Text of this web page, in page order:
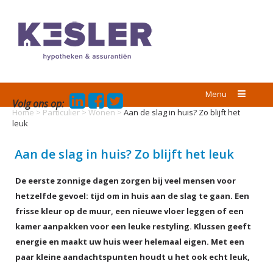
Menu
Volg ons op:
Home > Particulier> Wonen>Aan de slag in huis? Zo blijft het
leuk
Aan de slag in huis? Zo blijft het leuk
De eerste zonnige dagen zorgen bij veel mensen voor
hetzelfde gevoel: tijd om in huis aan de slag te gaan. Een
frisse kleur op de muur, een nieuwe vloer leggen of een
kamer aanpakken voor een leuke restyling. Klussen geeft
energie en maakt uw huis weer helemaal eigen. Met een
paar kleine aandachtspunten houdt u het ook echt leuk,